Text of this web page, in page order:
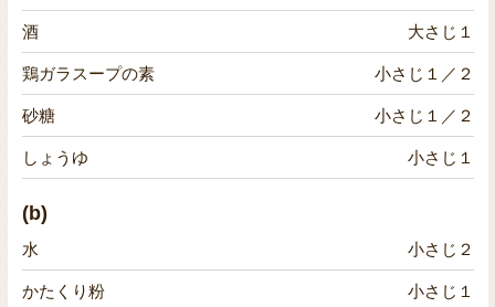
酒 大さじ１
鶏ガラスープの素 小さじ１／２
砂糖 小さじ１／２
しょうゆ 小さじ１
(b)
水 小さじ２
かたくり粉 小さじ１